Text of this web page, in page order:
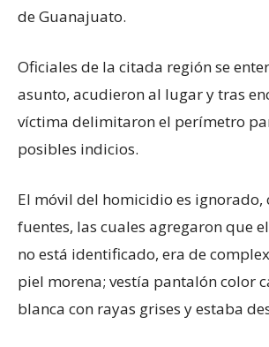
de Guanajuato.
Oficiales de la citada región se
asunto, acudieron al lugar y tras
víctima delimitaron el perímetro
posibles indicios.
El móvil del homicidio es ignorado,
fuentes, las cuales agregaron que
no está identificado, era de
piel morena; vestía pantalón color
blanca con rayas grises y estaba